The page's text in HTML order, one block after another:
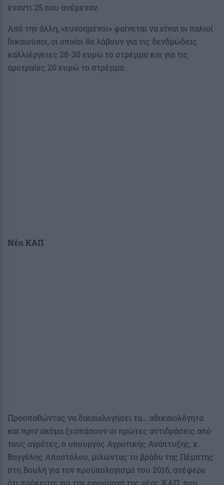
έναντι 25 που ανέμεναν.
Από την άλλη, «ευνοημένοι» φαίνεται να είναι οι παλιοί
δικαιούχοι, οι οποίοι θα λάβουν για τις δενδρώδεις
καλλιέργειες 28-30 ευρώ το στρέμμα και για τις
αροτραίες 20 ευρώ το στρέμμα.
Νέα ΚΑΠ
Προσπαθώντας να δικαιολογήσει τα… αδικαιολόγητα
και πριν ακόμα ξεσπάσουν οι πρώτες αντιδράσεις από
τους αγρότες, ο υπουργός Αγροτικής Ανάπτυξης, κ.
Βαγγέλης Αποστόλου, μιλώντας το βράδυ της Πέμπτης
στη Βουλή για τον προϋπολογισμό του 2016, ανέφερε
ότι πρόκειται για την εφαρμογή της νέας ΚΑΠ, που